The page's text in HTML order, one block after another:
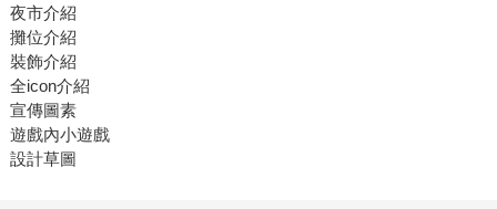
夜市介紹
攤位介紹
裝飾介紹
全icon介紹
宣傳圖素
遊戲內小遊戲
設計草圖